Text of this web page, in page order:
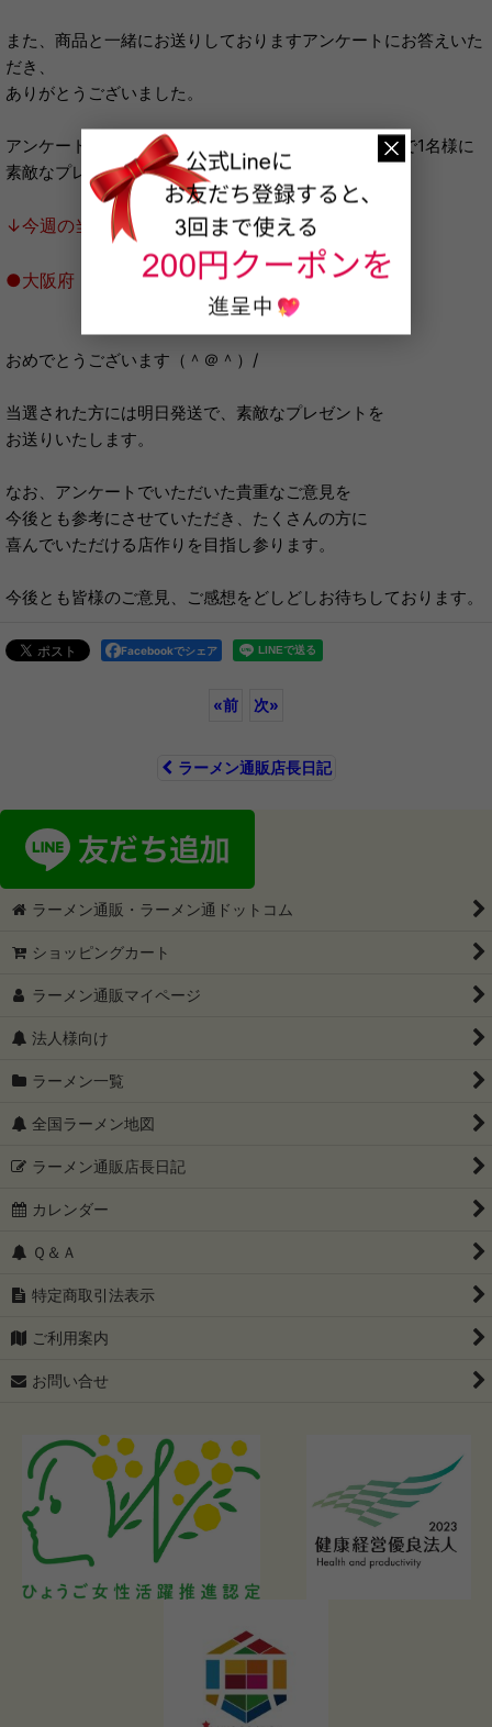
また、商品と一緒にお送りしておりますアンケートにお答えいた
だき、
ありがとうございました。
アンケートにお答えいただいた方の中から、毎週抽選で1名様に
素敵なプレゼントをお送りしております。
↓今週の当選者はこちら↓
●大阪府 やったネ！様
おめでとうございます（＾＠＾）/
当選された方には明日発送で、素敵なプレゼントを
お送りいたします。
なお、アンケートでいただいた貴重なご意見を
今後とも参考にさせていただき、たくさんの方に
喜んでいただける店作りを目指し参ります。
今後とも皆様のご意見、ご感想をどしどしお待ちしております。
Facebookでシェア
«前 次»
ラーメン通販店長日記
ラーメン通販・ラーメン通ドットコム
ショッピングカート
ラーメン通販マイページ
法人様向け
ラーメン一覧
全国ラーメン地図
ラーメン通販店長日記
カレンダー
Ｑ＆Ａ
特定商取引法表示
ご利用案内
お問い合せ